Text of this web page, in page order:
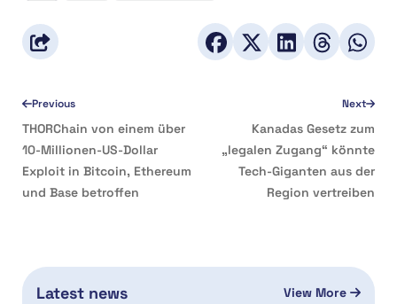
Previous
THORChain von einem über
10-Millionen-US-Dollar
Exploit in Bitcoin, Ethereum
und Base betroffen
Next
Kanadas Gesetz zum
„legalen Zugang“ könnte
Tech-Giganten aus der
Region vertreiben
Latest news View More